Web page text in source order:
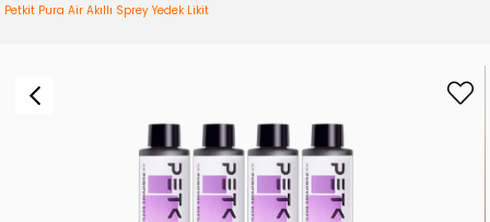
Petkit Pura Air Akıllı Sprey Yedek Likit